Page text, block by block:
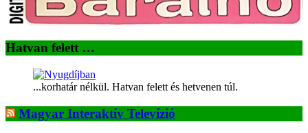
Hatvan felett …
...korhatár nélkül. Hatvan felett és hetvenen túl.
Magyar Interaktív Televízió